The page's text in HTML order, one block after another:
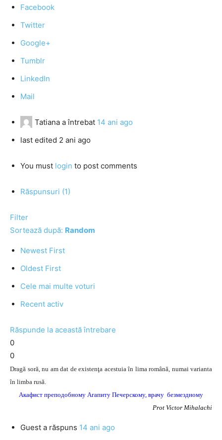
Facebook
Twitter
Google+
Tumblr
LinkedIn
Mail
Tatiana a întrebat 14 ani ago
last edited 2 ani ago
You must login to post comments
Răspunsuri (1)
Filter
Sortează după: Random
Newest First
Oldest First
Cele mai multe voturi
Recent activ
Răspunde la această întrebare
0
0
Dragă soră, nu am dat de existenţa acestuia în lima română, numai varianta
în limba rusă.
Акафист преподобному Агапиту Печерскому, врачу безмездному
Prot Victor Mihalachi
Guest a răspuns 14 ani ago